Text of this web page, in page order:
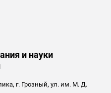
и науки
г. Грозный, ул. им. М. Д.